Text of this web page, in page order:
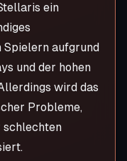
ein
Spielern aufgrund
und der hohen
wird das
Probleme,
schlechten